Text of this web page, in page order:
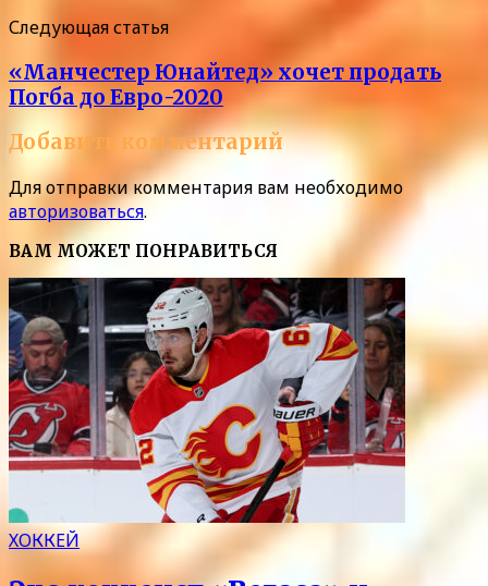
Следующая статья
«Манчестер Юнайтед» хочет продать
Погба до Евро-2020
Добавить комментарий
Для отправки комментария вам необходимо
авторизоваться.
ВАМ МОЖЕТ ПОНРАВИТЬСЯ
ХОККЕЙ